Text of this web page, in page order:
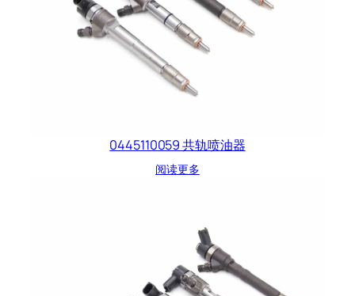
0445110059 共轨喷油器
阅读更多